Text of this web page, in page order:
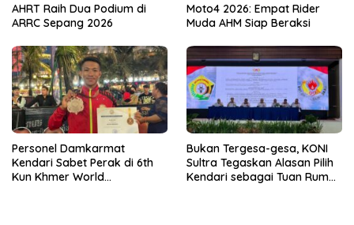
AHRT Raih Dua Podium di
ARRC Sepang 2026
Moto4 2026: Empat Rider
Muda AHM Siap Beraksi
Personel Damkarmat
Kendari Sabet Perak di 6th
Kun Khmer World
Bukan Tergesa-gesa, KONI
Sultra Tegaskan Alasan Pilih
Kendari sebagai Tuan Rumah